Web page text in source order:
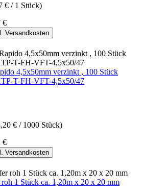
€ / 1 Stück)
€
Versandkosten
4,5x50mm verzinkt , 100 Stück
T-FH-VFT-4,5x50/47
€ / 1000 Stück)
€
Versandkosten
1 Stück ca. 1,20m x 20 x 20 mm